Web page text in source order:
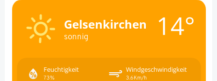
Gelsenkirchen
sonnig 14°
Feuchtigkeit
73%
Windgeschwindigkeit
3.6Km/h